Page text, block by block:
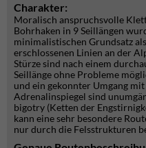
Charakter:
Moralisch anspruchsvolle
Bohrhaken in 9 Seillängen
minimalistischen Grundsatz
erschlossenen Linien an der
Stürze sind nach einem
Seillänge ohne Probleme
und ein gekonnter Umgang
Adrenalinspiegel sind
bigotry (Ketten der
kann eine sehr besondere
nur durch die Felsstrukturen